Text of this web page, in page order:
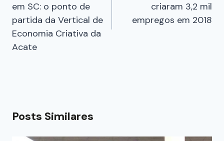
em SC: o ponto de
partida da Vertical de
Economia Criativa da
Acate
criaram 3,2 mil
empregos em 2018
Posts Similares